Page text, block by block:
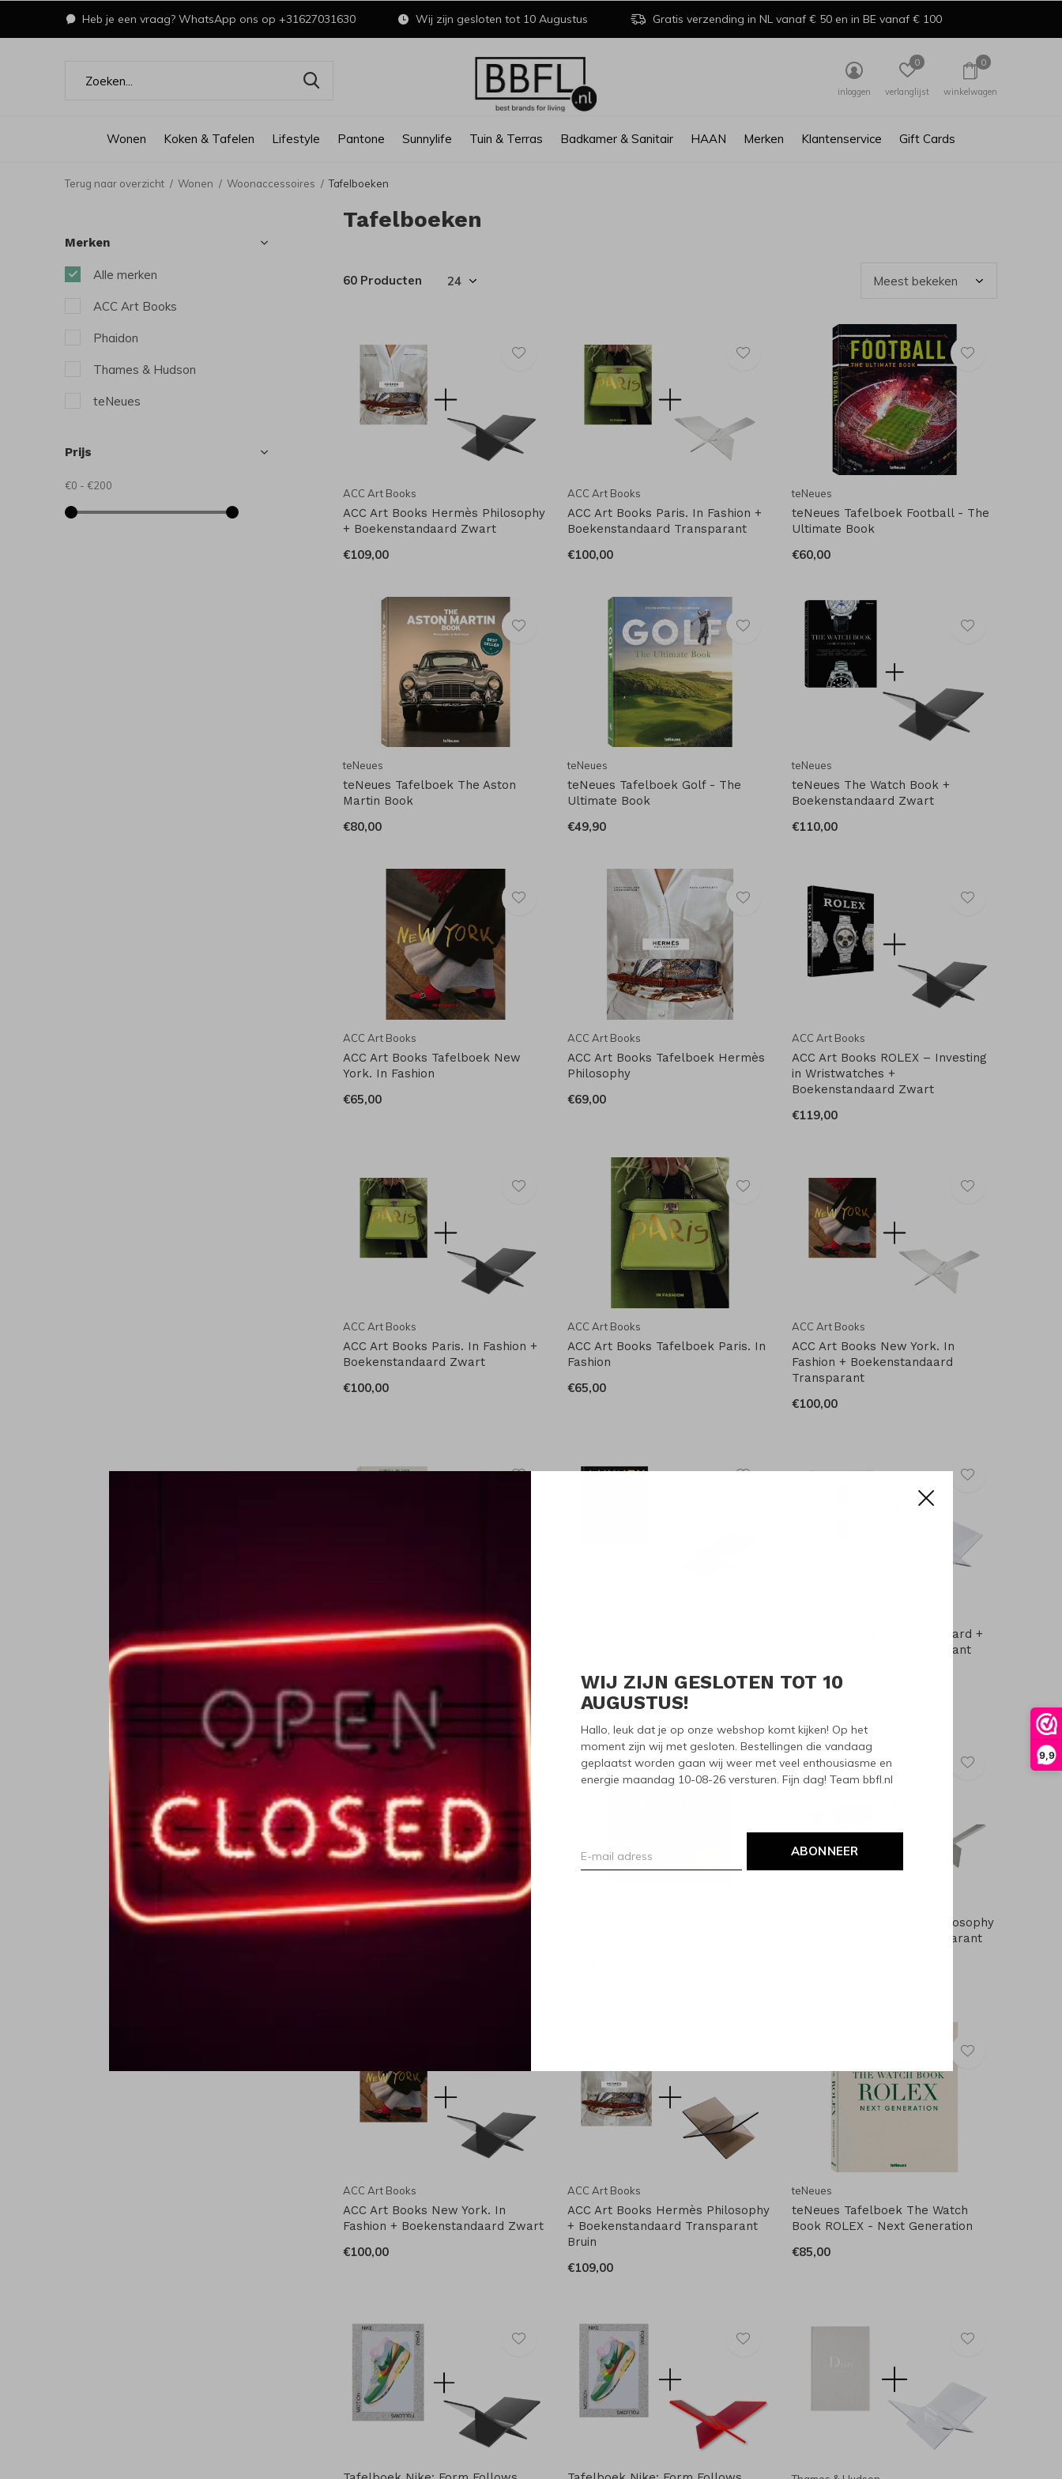
9,9
WIJ ZIJN GESLOTEN TOT 10
AUGUSTUS!
Hallo, leuk dat je op onze webshop komt kijken! Op het
moment zijn wij met gesloten. Bestellingen die vandaag
geplaatst worden gaan wij weer met veel enthousiasme en
energie maandag 10-08-26 versturen. Fijn dag! Team bbfl.nl
ABONNEER
Wonen Koken & Tafelen Lifestyle Pantone Sunnylife Tuin & Terras Badkamer & Sanitair HAAN Merken Klantenservice Gift Cards
inloggen verlanglijst
0
winkelwagen
0
Heb je een vraag? WhatsApp ons op +31627031630 Wij zijn gesloten tot 10 Augustus Gratis verzending in NL vanaf € 50 en in BE vanaf € 100
Terug naar overzicht Wonen Woonaccessoires Tafelboeken
Tafelboeken
60 Producten
ACC Art Books
ACC Art Books Hermès Philosophy
+ Boekenstandaard Zwart
€109,00
ACC Art Books
ACC Art Books Paris. In Fashion +
Boekenstandaard Transparant
€100,00
teNeues
teNeues Tafelboek Football - The
Ultimate Book
€60,00
teNeues
teNeues Tafelboek The Aston
Martin Book
€80,00
teNeues
teNeues Tafelboek Golf - The
Ultimate Book
€49,90
teNeues
teNeues The Watch Book +
Boekenstandaard Zwart
€110,00
ACC Art Books
ACC Art Books Tafelboek New
York. In Fashion
€65,00
ACC Art Books
ACC Art Books Tafelboek Hermès
Philosophy
€69,00
ACC Art Books
ACC Art Books ROLEX – Investing
in Wristwatches +
Boekenstandaard Zwart
€119,00
ACC Art Books
ACC Art Books Paris. In Fashion +
Boekenstandaard Zwart
€100,00
ACC Art Books
ACC Art Books Tafelboek Paris. In
Fashion
€65,00
ACC Art Books
ACC Art Books New York. In
Fashion + Boekenstandaard
Transparant
€100,00
teNeues
teNeues The Watch Book ROLEX,
Next Generation +
Boekenstandaard Transparant
€120,00
€160,00
Phaidon Tafelboek Skateboard +
Boekenstandaard Transparant
€90,00
teNeues
teNeues Tafelboek The Porsche
ACC Art Books Hermès Philosophy
+ Boekenstandaard Transparant
ACC Art Books
ACC Art Books New York. In
Fashion + Boekenstandaard Zwart
€100,00
ACC Art Books
ACC Art Books Hermès Philosophy
+ Boekenstandaard Transparant
Bruin
€109,00
teNeues
teNeues Tafelboek The Watch
Book ROLEX - Next Generation
€85,00
Merken
Alle merken
ACC Art Books
Phaidon
Thames & Hudson
teNeues
Prijs
€0 - €200